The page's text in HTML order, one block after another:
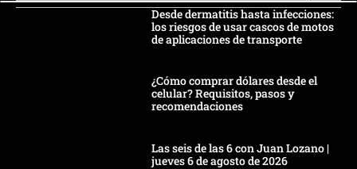
Desde dermatitis hasta infecciones:
los riesgos de usar cascos de motos
de aplicaciones de transporte
¿Cómo comprar dólares desde el
celular? Requisitos, pasos y
recomendaciones
Las seis de las 6 con Juan Lozano |
jueves 6 de agosto de 2026